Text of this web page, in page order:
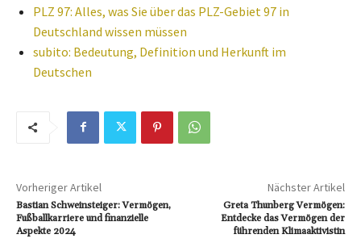
PLZ 97: Alles, was Sie über das PLZ-Gebiet 97 in
Deutschland wissen müssen
subito: Bedeutung, Definition und Herkunft im
Deutschen
Vorheriger Artikel
Bastian Schweinsteiger: Vermögen,
Fußballkarriere und finanzielle
Aspekte 2024
Nächster Artikel
Greta Thunberg Vermögen:
Entdecke das Vermögen der
führenden Klimaaktivistin